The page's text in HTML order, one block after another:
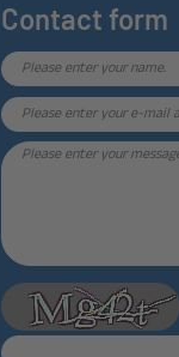
Contact form